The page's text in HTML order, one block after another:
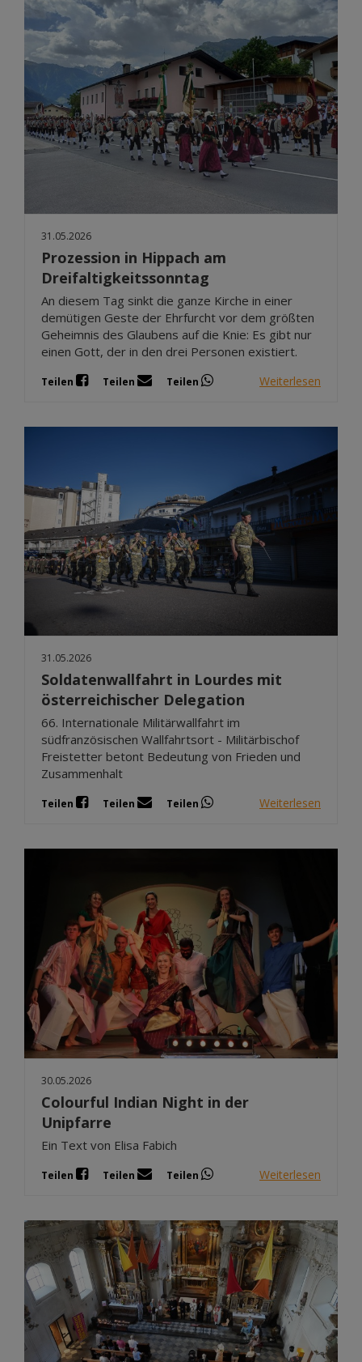
Jul 2026
Mai 2026
Apr 2026
Mär 2026
Feb 2026
Jan 2026
Dez 2025
Nov 2025
Sep 2025
31.05.2026
Prozession in Hippach am
Dreifaltigkeitssonntag
An diesem Tag sinkt die ganze Kirche in einer
demütigen Geste der Ehrfurcht vor dem größten
Geheimnis des Glaubens auf die Knie: Es gibt nur
einen Gott, der in den drei Personen existiert.
Teilen Teilen Teilen Weiterlesen
31.05.2026
Soldatenwallfahrt in Lourdes mit
österreichischer Delegation
66. Internationale Militärwallfahrt im
südfranzösischen Wallfahrtsort - Militärbischof
Freistetter betont Bedeutung von Frieden und
Zusammenhalt
Teilen Teilen Teilen Weiterlesen
30.05.2026
Colourful Indian Night in der
Unipfarre
Ein Text von Elisa Fabich
Teilen Teilen Teilen Weiterlesen